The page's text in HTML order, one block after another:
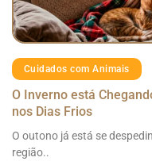
Cuidados com Animais
O Inverno está
nos Dias Frios
O outono já está se
região..